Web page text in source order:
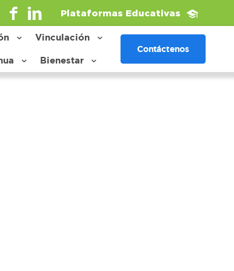
Plataformas Educativas
Vinculación
Bienestar
Contáctenos